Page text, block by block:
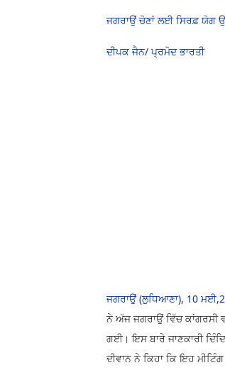
ਜਗਰਾਉਂ ਚੋਣਾਂ ਲਈ ਸਿਰਫ਼ ਯੋਗ
ਦੀਪਕ ਜੈਨ/ ਪ੍ਰਮੋਦ ਭਾਰਤੀ
ਜਗਰਾਉਂ (ਲੁਧਿਆਣਾ), 10
ਨੇ ਅੱਜ ਜਗਰਾਉਂ ਵਿੱਚ ਕਾਂਗਰਸੀ
ਗਈ। ਇਸ ਬਾਰੇ ਜਾਣਕਾਰੀ
ਦੀਵਾਨ ਨੇ ਕਿਹਾ ਕਿ ਇਹ